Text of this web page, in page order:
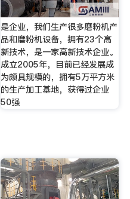
是企业，我们生产很多磨粉机产
品和磨粉机设备，拥有23个高
新技术，是一家高新技术企业。
成立2005年，目前已经发展成
为颇具规模的，拥有5万平方米
的生产加工基地，获得过企业
50强